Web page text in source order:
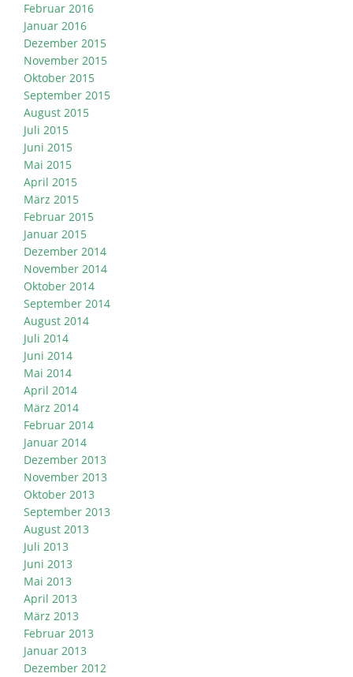
Februar 2016
Januar 2016
Dezember 2015
November 2015
Oktober 2015
September 2015
August 2015
Juli 2015
Juni 2015
Mai 2015
April 2015
März 2015
Februar 2015
Januar 2015
Dezember 2014
November 2014
Oktober 2014
September 2014
August 2014
Juli 2014
Juni 2014
Mai 2014
April 2014
März 2014
Februar 2014
Januar 2014
Dezember 2013
November 2013
Oktober 2013
September 2013
August 2013
Juli 2013
Juni 2013
Mai 2013
April 2013
März 2013
Februar 2013
Januar 2013
Dezember 2012